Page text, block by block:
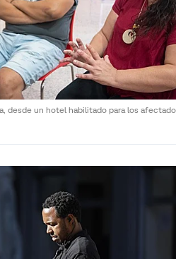
desde un hotel habilitado para los